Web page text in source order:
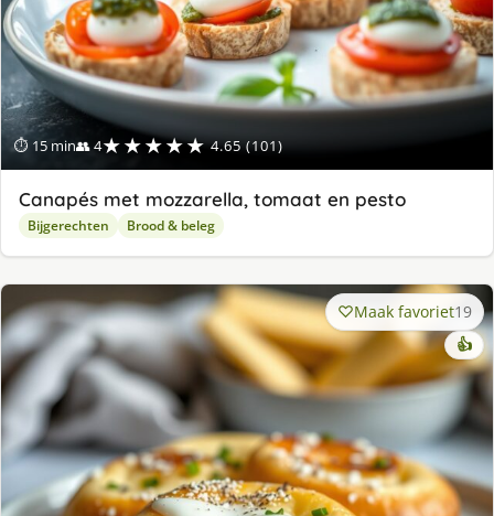
⏱ 15 min👥 4★★★★★ 4.65 (101)
Canapés met mozzarella, tomaat en pesto
Bijgerechten Brood & beleg
Maak favoriet19
👍